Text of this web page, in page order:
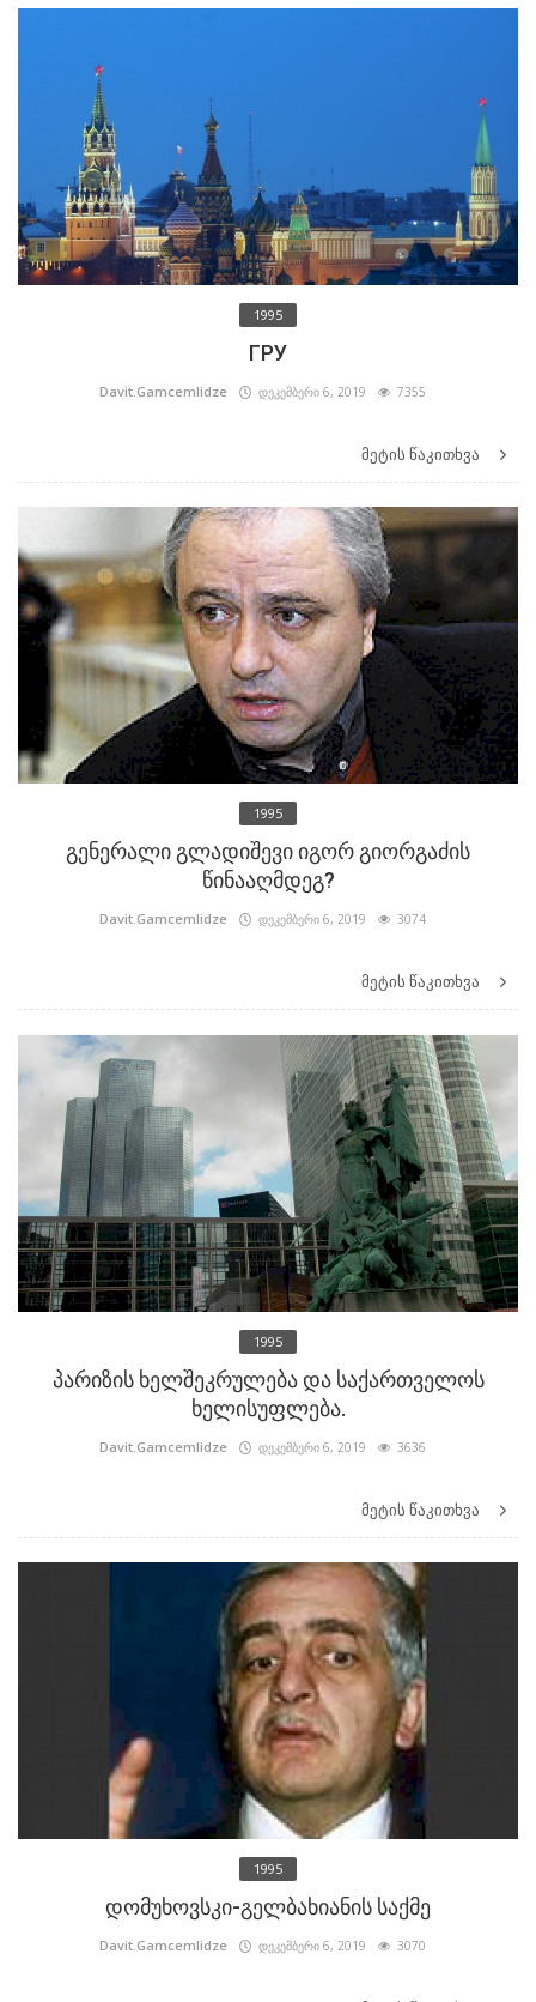
1995
ГРУ
Davit.Gamcemlidze დეკემბერი 6, 2019 7355
მეტის წაკითხვა
1995
გენერალი გლადიშევი იგორ გიორგაძის
წინააღმდეგ?
Davit.Gamcemlidze დეკემბერი 6, 2019 3074
მეტის წაკითხვა
1995
პარიზის ხელშეკრულება და საქართველოს
ხელისუფლება.
Davit.Gamcemlidze დეკემბერი 6, 2019 3636
მეტის წაკითხვა
1995
დომუხოვსკი-გელბახიანის საქმე
Davit.Gamcemlidze დეკემბერი 6, 2019 3070